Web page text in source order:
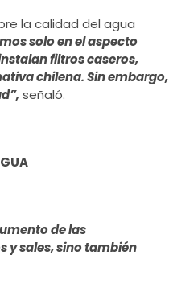
la calidad del agua
solo en el aspecto
filtros caseros,
chilena. Sin embargo,
señaló.
de las
y sales, sino también